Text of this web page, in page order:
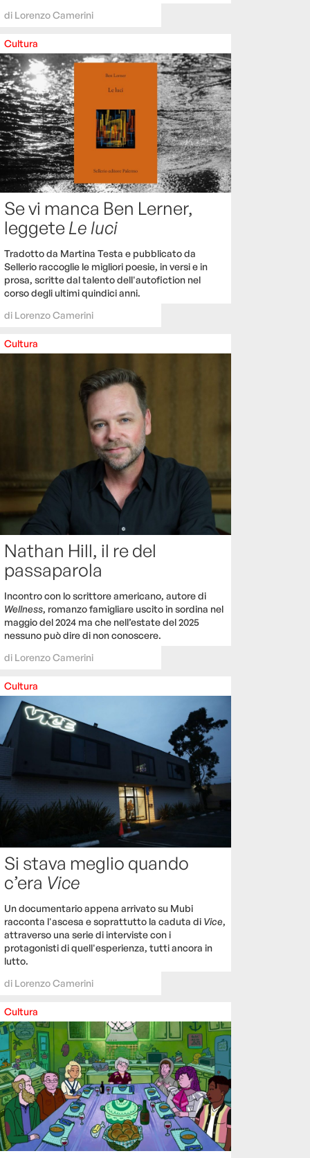
di Lorenzo Camerini
Cultura
Se vi manca Ben Lerner,
leggeteLe luci
Tradotto da Martina Testa e pubblicato da
Sellerio raccoglie le migliori poesie, in versi e in
prosa, scritte dal talento dell'autofiction nel
corso degli ultimi quindici anni.
di Lorenzo Camerini
Cultura
Nathan Hill, il re del
passaparola
Incontro con lo scrittore americano, autore di
Wellness, romanzo famigliare uscito in sordina nel
maggio del 2024 ma che nell’estate del 2025
nessuno può dire di non conoscere.
di Lorenzo Camerini
Cultura
Si stava meglio quando
c’era Vice
Un documentario appena arrivato su Mubi
racconta l'ascesa e soprattutto la caduta di Vice,
attraverso una serie di interviste con i
protagonisti di quell'esperienza, tutti ancora in
lutto.
di Lorenzo Camerini
Cultura